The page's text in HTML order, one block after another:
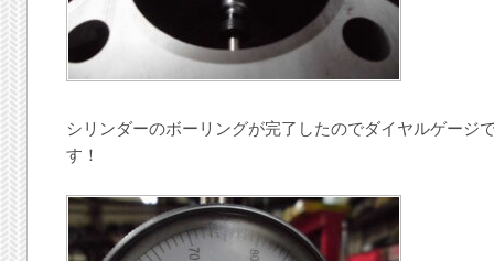
シリンダーのボーリングが完了したのでダイヤルゲージ
す！